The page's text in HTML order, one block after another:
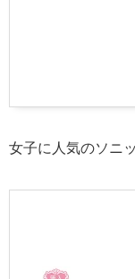
女子に人気のソニ